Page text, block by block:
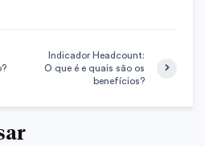
Indicador Headcount:
O que é e quais são os
benefícios?